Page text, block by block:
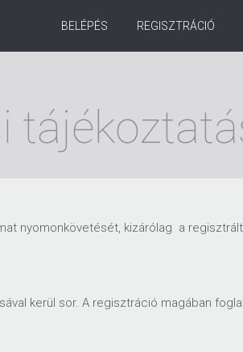
REGISZTRÁCIÓ
BELÉPÉS
nyomonkövetését, kizárólag a
kerül sor. A regisztráció magában